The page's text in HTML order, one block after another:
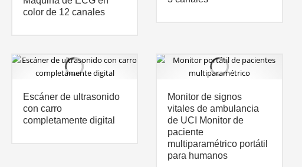
color de 12 canales
Escáner de ultrasonido
con carro
completamente digital
Monitor de signos
vitales de ambulancia
de UCI Monitor de
paciente
multiparamétrico portátil
para humanos